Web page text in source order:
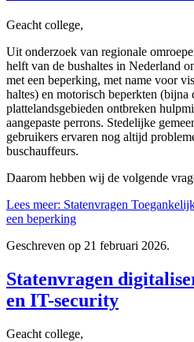
Geacht college,
Uit onderzoek van regionale
helft van de bushaltes in Nederland
met een beperking, met name voor
haltes) en motorisch beperkten
plattelandsgebieden ontbreken
aangepaste perrons. Stedelijke
gebruikers ervaren nog altijd
buschauffeurs.
Daarom hebben wij de volgende
Lees meer: Statenvragen
een beperking
Geschreven op 21 februari 2026.
Statenvragen
en IT-security
Geacht college,